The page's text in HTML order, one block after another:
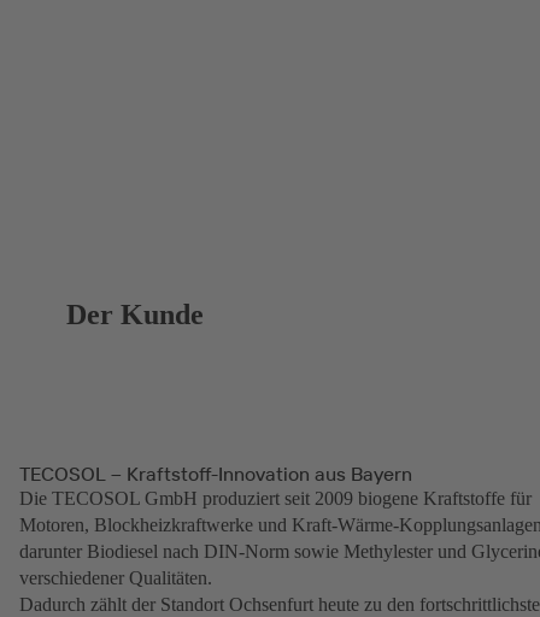
Der Kunde
TECOSOL – Kraftstoff-Innovation aus Bayern
Die TECOSOL GmbH produziert seit 2009 biogene Kraftstoffe für
Motoren, Blockheizkraftwerke und Kraft-Wärme-
darunter Biodiesel nach DIN-Norm sowie Methylester und
verschiedener Qualitäten.
Dadurch zählt der Standort Ochsenfurt heute zu den